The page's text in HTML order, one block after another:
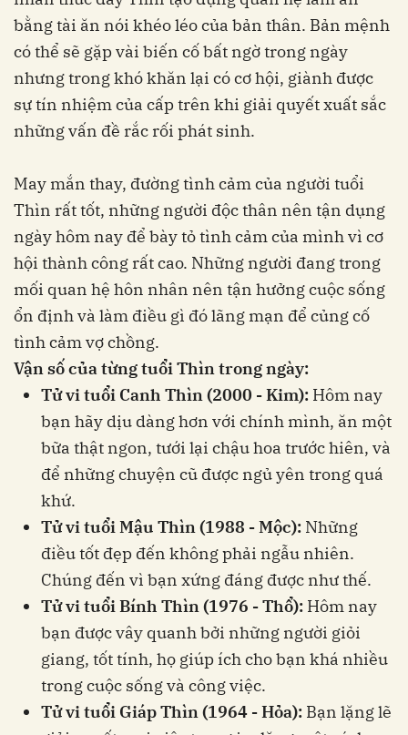
bằng tài ăn nói khéo léo của bản thân. Bản mệnh
có thể sẽ gặp vài biến cố bất ngờ trong ngày
nhưng trong khó khăn lại có cơ hội, giành được
sự tín nhiệm của cấp trên khi giải quyết xuất sắc
những vấn đề rắc rối phát sinh.
May mắn thay, đường tình cảm của người tuổi
Thìn rất tốt, những người độc thân nên tận dụng
ngày hôm nay để bày tỏ tình cảm của mình vì cơ
hội thành công rất cao. Những người đang trong
mối quan hệ hôn nhân nên tận hưởng cuộc sống
ổn định và làm điều gì đó lãng mạn để củng cố
tình cảm vợ chồng.
Vận số của từng tuổi Thìn trong ngày:
Tử vi tuổi Canh Thìn (2000 - Kim): Hôm nay
bạn hãy dịu dàng hơn với chính mình, ăn một
bữa thật ngon, tưới lại chậu hoa trước hiên, và
để những chuyện cũ được ngủ yên trong quá
khứ.
Tử vi tuổi Mậu Thìn (1988 - Mộc): Những
điều tốt đẹp đến không phải ngẫu nhiên.
Chúng đến vì bạn xứng đáng được như thế.
Tử vi tuổi Bính Thìn (1976 - Thổ): Hôm nay
bạn được vây quanh bởi những người giỏi
giang, tốt tính, họ giúp ích cho bạn khá nhiều
trong cuộc sống và công việc.
Tử vi tuổi Giáp Thìn (1964 - Hỏa): Bạn lặng lẽ